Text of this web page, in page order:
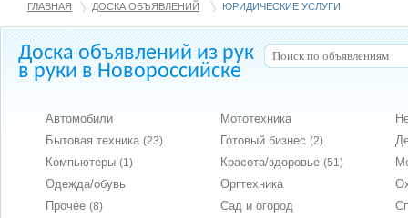
ГЛАВНАЯ ДОСКА ОБЪЯВЛЕНИЙ ЮРИДИЧЕСКИЕ УСЛУГИ
Доска объявлений из рук
в руки в Новороссийске
Автомобили Мототехника
Бытовая техника (23) Готовый бизнес (2)
Компьютеры (1) Красота/здоровье (51)
Одежда/обувь
Оргтехника
Прочее (8) Сад и огород